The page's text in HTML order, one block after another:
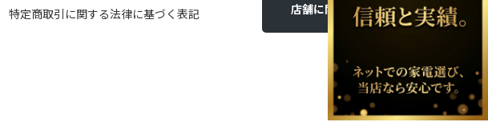
特定商取引に関する法律に基づく表記
店舗に関するお問い合わせ